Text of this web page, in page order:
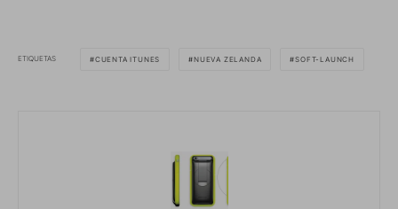
ETIQUETAS CUENTA ITUNES NUEVA ZELANDA SOFT-LAUNCH